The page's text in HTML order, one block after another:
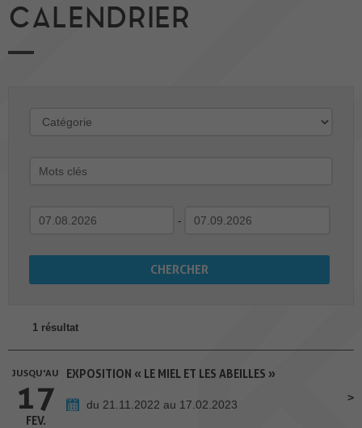
CALENDRIER
-
1 résultat
JUSQU'AU
17
FEV.
EXPOSITION « LE MIEL ET LES ABEILLES »
du 21.11.2022 au 17.02.2023